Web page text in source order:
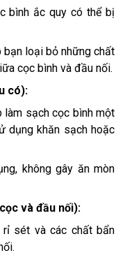
bình ắc quy có thể bị
bạn loại bỏ những chất
cọc bình và đầu nối.
có):
làm sạch cọc bình một
dụng khăn sạch hoặc
không gây ăn mòn
và đầu nối):
sét và các chất bẩn